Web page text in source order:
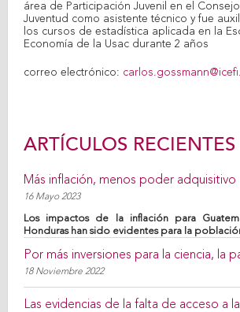
área de Participación Juvenil en el
Juventud como asistente técnico y fue
los cursos de estadística aplicada en la
Economía de la Usac durante 2 años
correo electrónico:
ARTÍCULOS RECIENTES
Más inflación, menos poder adquisitivo
16 Mayo 2023
Los impactos de la inflación para
Honduras han sido evidentes para la
Por más inversiones para la ciencia, la
18 Noviembre 2022
Las evidencias de la falta de acceso a